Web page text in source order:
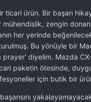
ticari ürün. Bir başarı
zengin
her yerinde
Bu yönüyle bir
prayer' diyelim. Mazda
paketin ötesinde,
için butik bir